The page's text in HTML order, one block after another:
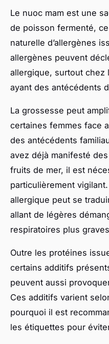
Le nuoc mam est une
de poisson fermenté,
naturelle d’allergènes
allergènes peuvent
allergique, surtout chez
ayant des antécédents
La grossesse peut
certaines femmes face
des antécédents
avez déjà manifesté
fruits de mer, il est
particulièrement
allergique peut se
allant de légères
respiratoires plus
Outre les protéines
certains additifs
peuvent aussi
Ces additifs varient
pourquoi il est
les étiquettes pour